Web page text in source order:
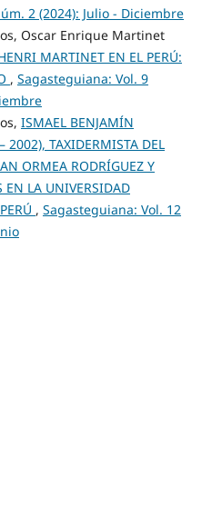
2 (2024): Julio - Diciembre
Oscar Enrique Martinet
MARTINET EN EL PERÚ:
, Sagasteguiana: Vol. 9
ISMAEL BENJAMÍN
2002), TAXIDERMISTA DEL
ORMEA RODRÍGUEZ Y
EN LA UNIVERSIDAD
, Sagasteguiana: Vol. 12